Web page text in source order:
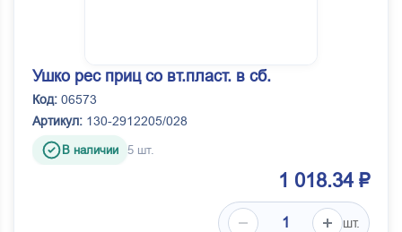
Ушко рес приц со вт.пласт. в сб.
Код: 06573
Артикул: 130-2912205/028
В наличии 5 шт.
1 018.34 ₽
шт.